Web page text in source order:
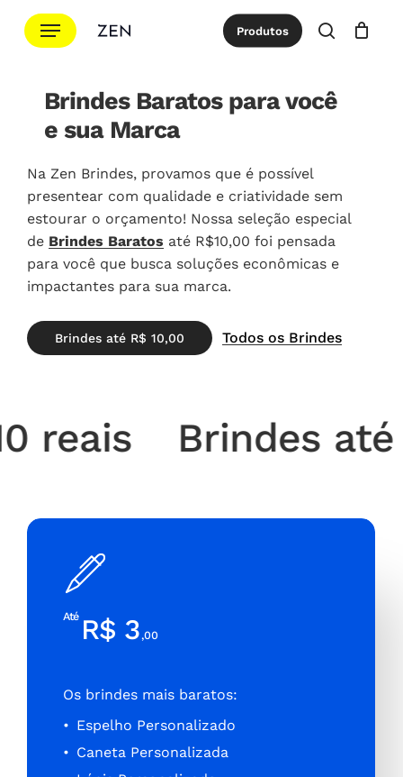
para
principal
Menu Produtos
procurar
Cotação Close
Brindes Baratos para você
e sua Marca
Na Zen Brindes, provamos que é possível
presentear com qualidade e criatividade sem
estourar o orçamento! Nossa seleção especial
de Brindes Baratos até R$10,00 foi pensada
para você que busca soluções econômicas e
impactantes para sua marca.
Brindes até R$ 10,00 Todos os Brindes
Brindes até
Até R$ 3,00
Os brindes mais baratos:
Espelho Personalizado
Caneta Personalizada